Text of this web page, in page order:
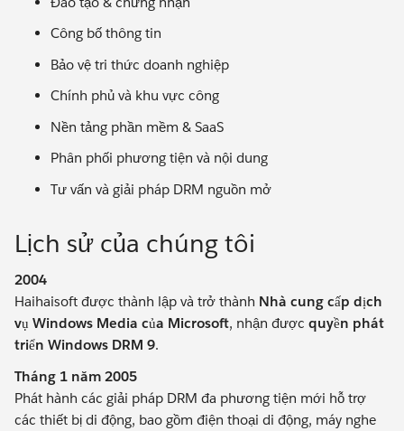
Công bố thông tin
Bảo vệ tri thức doanh nghiệp
Chính phủ và khu vực công
Nền tảng phần mềm & SaaS
Phân phối phương tiện và nội dung
Tư vấn và giải pháp DRM nguồn mở
Lịch sử của chúng tôi
2004
Haihaisoft được thành lập và trở thành Nhà cung cấp dịch
vụ Windows Media của Microsoft, nhận được quyền phát
triển Windows DRM 9.
Tháng 1 năm 2005
Phát hành các giải pháp DRM đa phương tiện mới hỗ trợ
các thiết bị di động, bao gồm điện thoại di động, máy nghe